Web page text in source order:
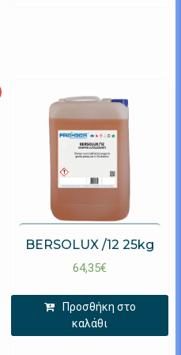
BERSOLUX /12 25kg
64,35€
Προσθήκη στο
καλάθι